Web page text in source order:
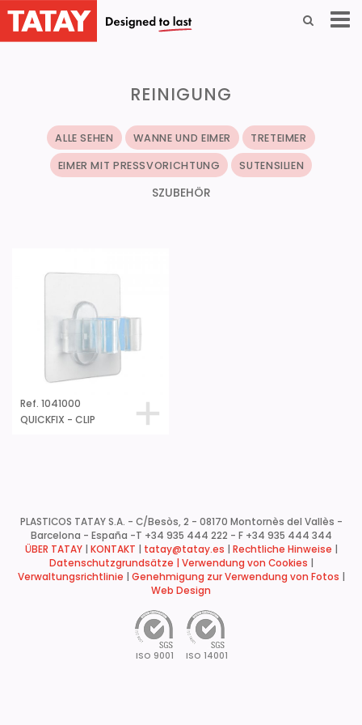
REINIGUNG
ALLE SEHEN WANNE UND EIMER
TRETEIMER
EIMER MIT PRESSVORICHTUNG
SUTENSILIEN
SZUBEHÖR
Ref. 1041000
QUICKFIX - CLIP
PLASTICOS TATAY S.A. - C/Besòs, 2 - 08170 Montornès del Vallès -
Barcelona - España -T +34 935 444 222 - F +34 935 444 344
ÜBER TATAY| KONTAKT tatay@tatay.es Rechtliche Hinweise
Datenschutzgrundsätze | Verwendung von Cookies
Verwaltungsrichtlinie
Genehmigung zur Verwendung von Fotos
Web Design
ISO 9001 ISO 14001